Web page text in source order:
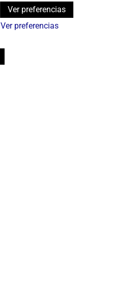
Ver preferencias
Ver preferencias